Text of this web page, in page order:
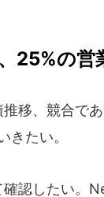
25%の営
移、競合で
きたい。
認したい。